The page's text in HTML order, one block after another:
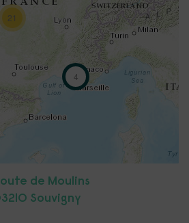
21
4
de Moulins
Souvigny